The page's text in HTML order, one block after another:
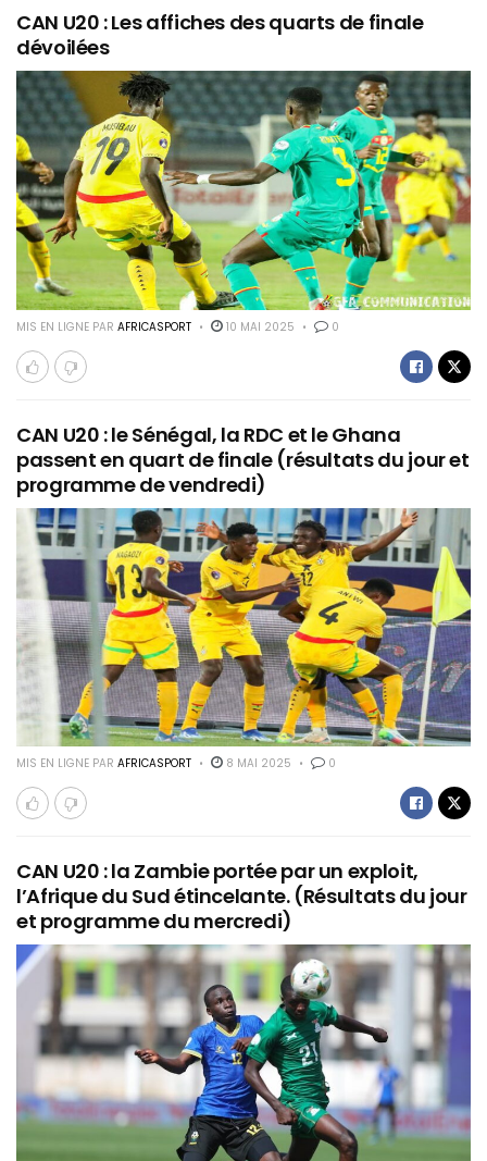
CAN U20 : Les affiches des quarts de finale
dévoilées
MIS EN LIGNE PAR AFRICASPORT 10 MAI 2025 0
CAN U20 : le Sénégal, la RDC et le Ghana
passent en quart de finale (résultats du jour et
programme de vendredi)
MIS EN LIGNE PAR AFRICASPORT 8 MAI 2025 0
CAN U20 : la Zambie portée par un exploit,
l’Afrique du Sud étincelante. (Résultats du jour
et programme du mercredi)